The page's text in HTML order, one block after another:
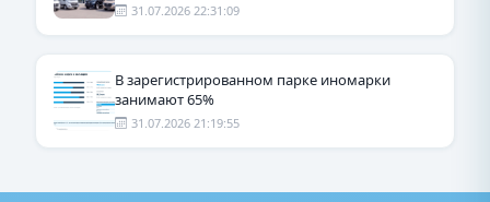
31.07.2026 22:31:09
В зарегистрированном парке иномарки
занимают 65%
31.07.2026 21:19:55